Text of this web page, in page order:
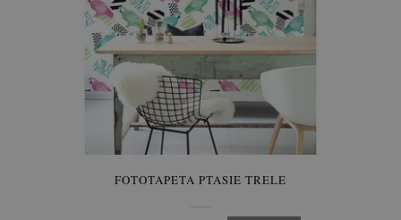
FOTOTAPETA PTASIE TRELE